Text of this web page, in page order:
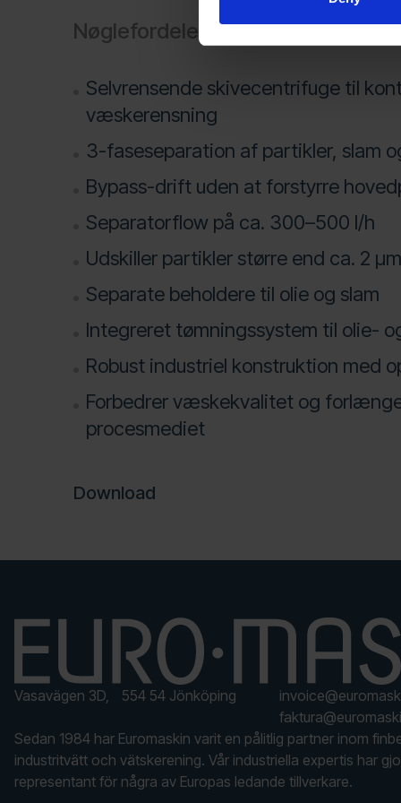
Nøglefordele
Selvrensende skivecentrifuge til
væskerensning
3-faseseparation af partikler, slam
Bypass-drift uden at forstyrre
Separatorflow på ca. 300–500 l/h
Udskiller partikler større end ca. 2 µm
Separate beholdere til olie og slam
Integreret tømningssystem til olie-
Robust industriel konstruktion med
Forbedrer væskekvalitet og
procesmediet
Download
Vasavägen 3D, 554 54 Jönköping
Sedan 1984 har Euromaskin varit en pålitlig partner inom
industritvätt och vätskerening. Vår industriella expertis har
representant för några av Europas ledande tillverkare.